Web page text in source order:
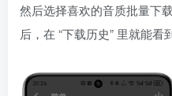
然后选择喜欢的音质批量下
后，在 “下载历史” 里就能看